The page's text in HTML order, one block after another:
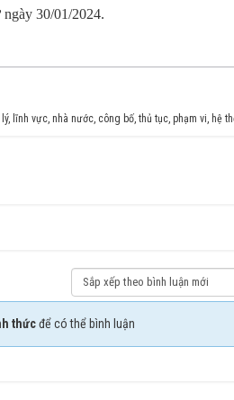
30/01/2024.
, lĩnh vực, nhà nước, công bố, thủ tục, phạm vi, hệ
thứcđể có thể bình luận